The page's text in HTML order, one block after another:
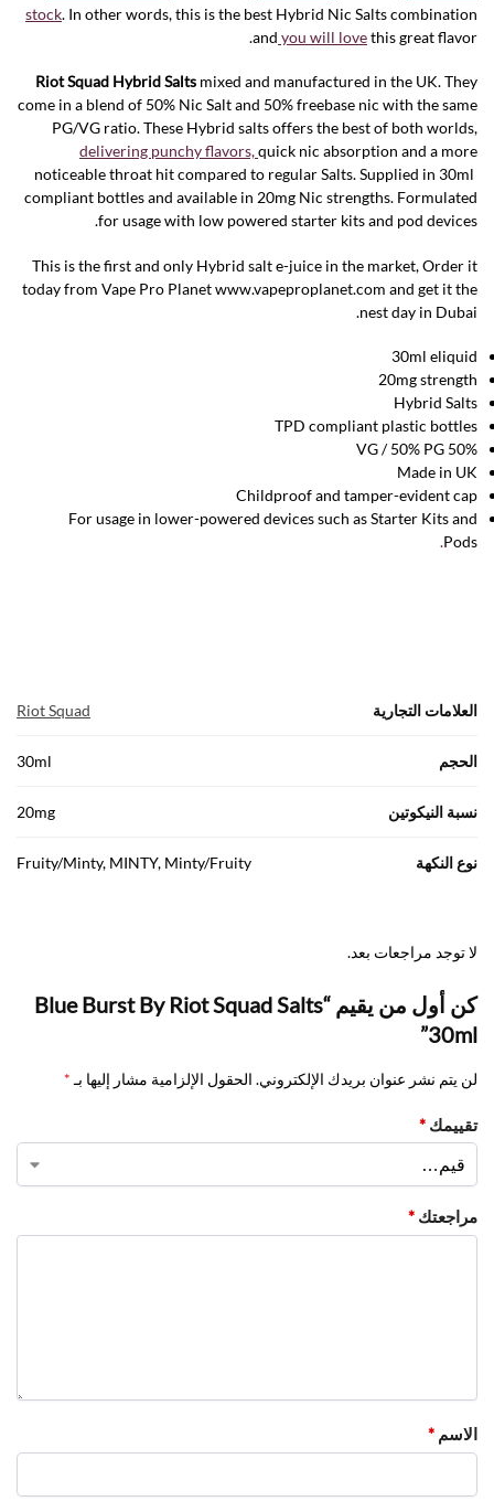
stock. In other words, this is the best Hybrid Nic Salts combination
and you will lovethis great flavor.
Riot Squad HybridSalts mixed and manufactured in the UK. They
come in a blend of 50% Nic Salt and 50% freebase nic with the same
PG/VG ratio. These Hybrid salts offers the best of both worlds,
delivering punchy flavors,quick nic absorption and a more
noticeable throat hit compared to regular Salts. Supplied in 30ml
compliant bottles and available in 20mg Nic strengths. Formulated
for usage with low powered starter kits and pod devices.
This is the first and only Hybrid salt e-juice in the market, Order it
today from Vape Pro Planet www.vapeproplanet.com and get it the
nest day in Dubai.
30ml eliquid
20mg strength
Hybrid Salts
TPD compliant plastic bottles
50% VG / 50% PG
Made in UK
Childproof and tamper-evident cap
For usage in lower-powered devices such as Starter Kits and
Pods
.
العلامات التجارية Riot Squad
الحجم 30ml
نسبة النيكوتين 20mg
نوع النكهة Fruity/Minty, MINTY, Minty/Fruity
لا توجد مراجعات بعد.
كن أول من يقيم “Blue Burst By Riot Squad Salts
30ml”
لن يتم نشر عنوان بريدك الإلكتروني. الحقول الإلزامية مشار إليها بـ *
تقييمك *
مراجعتك *
الاسم *